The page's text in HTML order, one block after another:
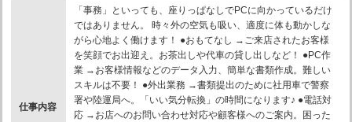
仕事内容
「事務」といっても、座りっぱなしでPCに向かっているだけ
ではありません。 時々外の空気も吸い、適度に体も動かしな
がら心地よく働けます！ ●おもてなし →ご来店されたお客様
を笑顔でお出迎え。お茶出しや代車の貸し出しなど！ ●PC作
業 →お客様情報などのデータ入力、簡単な書類作成。難しい
スキルは不要！ ●外出業務 →書類提出のために社用車で警察
署や陸運局へ。「いい気分転換」の時間になります♪ ●電話対
応 →お店へのお問い合わせ対応や顧客様へのご案内。困った